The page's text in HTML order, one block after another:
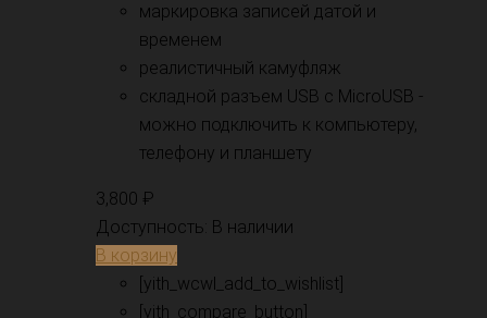
маркировка записей датой и
временем
реалистичный камуфляж
складной разъем USB с MicroUSB -
можно подключить к компьютеру,
телефону и планшету
3,800 ₽
Доступность: В наличии
В корзину
[yith_wcwl_add_to_wishlist]
[yith_compare_button]